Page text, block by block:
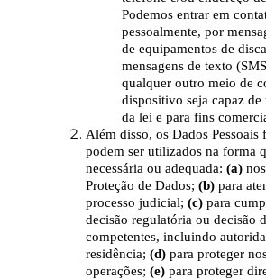
Podemos entrar em
pessoalmente, por
de equipamentos de
mensagens de texto
qualquer outro meio de
dispositivo seja capaz de
da lei e para fins
Além disso, os Dados Pessoais
podem ser utilizados na forma
necessária ou adequada: (a)
Proteção de Dados; (b) para
processo judicial; (c) para
decisão regulatória ou decisão
competentes, incluindo
residência; (d) para proteger
operações; (e) para proteger